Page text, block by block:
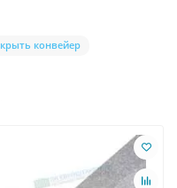
конвейер